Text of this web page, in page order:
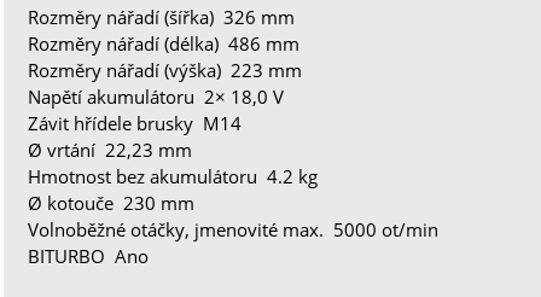
Rozměry nářadí (šířka) 326 mm
Rozměry nářadí (délka) 486 mm
Rozměry nářadí (výška) 223 mm
Napětí akumulátoru 2× 18,0 V
Závit hřídele brusky M14
Ø vrtání 22,23 mm
Hmotnost bez akumulátoru 4.2 kg
Ø kotouče 230 mm
Volnoběžné otáčky, jmenovité max. 5000 ot/min
BITURBO Ano